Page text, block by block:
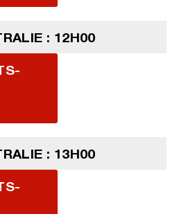
: 12H00
: 13H00